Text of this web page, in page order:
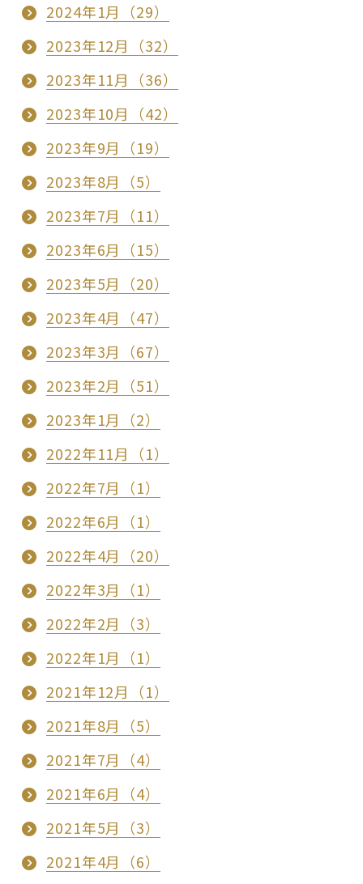
2024年1月（29）
2023年12月（32）
2023年11月（36）
2023年10月（42）
2023年9月（19）
2023年8月（5）
2023年7月（11）
2023年6月（15）
2023年5月（20）
2023年4月（47）
2023年3月（67）
2023年2月（51）
2023年1月（2）
2022年11月（1）
2022年7月（1）
2022年6月（1）
2022年4月（20）
2022年3月（1）
2022年2月（3）
2022年1月（1）
2021年12月（1）
2021年8月（5）
2021年7月（4）
2021年6月（4）
2021年5月（3）
2021年4月（6）